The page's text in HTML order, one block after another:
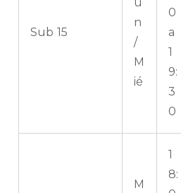
Sub 15
n
/
M
ié
0
a
1
9:
3
0
M
1
8: